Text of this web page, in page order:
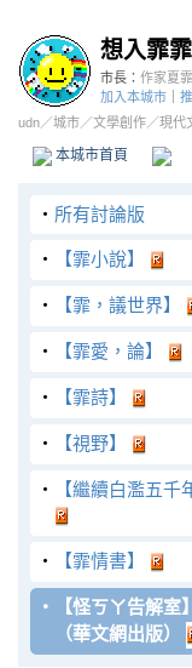
想入霏霏
市長： 作家夏霏
加入本城市
udn／城市／文學創作／現代
本城市首頁
‧ 所有討論版
‧ 【霏小說】
‧ 【霏，議世界】
‧ 【霏愛，論】
‧ 【霏詩】
‧ 【視野】
‧ 【繼續白濫五千
‧ 【霏情書】
‧
【怪ㄎㄚ告解室】
（華文網出版）